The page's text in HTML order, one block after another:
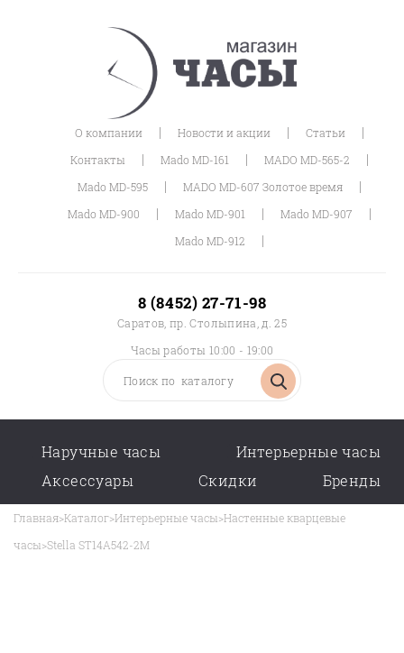
О компании | Новости и акции | Статьи |
Контакты | Mado MD-161 | MADO MD-565-2 |
Mado MD-595 | MADO MD-607 Золотое время |
Mado MD-900 | Mado MD-901 | Mado MD-907 |
Mado MD-912 |
8 (8452) 27-71-98
Саратов, пр. Столыпина, д. 25
Часы работы 10:00 - 19:00
Наручные часы
Интерьерные часы
Аксессуары
Скидки Бренды
Главная>Каталог>Интерьерные часы>Настенные кварцевые
часы>Stella ST14A542-2M